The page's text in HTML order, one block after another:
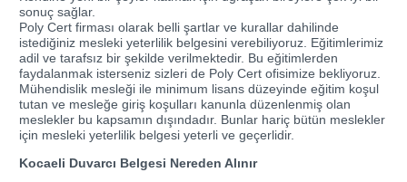
sonuç sağlar.
Poly Cert firması olarak belli şartlar ve kurallar dahilinde
istediğiniz mesleki yeterlilik belgesini verebiliyoruz. Eğitimlerimiz
adil ve tarafsız bir şekilde verilmektedir. Bu eğitimlerden
faydalanmak isterseniz sizleri de Poly Cert ofisimize bekliyoruz.
Mühendislik mesleği ile minimum lisans düzeyinde eğitim koşul
tutan ve mesleğe giriş koşulları kanunla düzenlenmiş olan
meslekler bu kapsamın dışındadır. Bunlar hariç bütün meslekler
için mesleki yeterlilik belgesi yeterli ve geçerlidir.
Kocaeli Duvarcı Belgesi Nereden Alınır